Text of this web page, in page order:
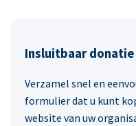
Insluitbaar
Verzamel snel en
formulier dat u kunt
website van uw